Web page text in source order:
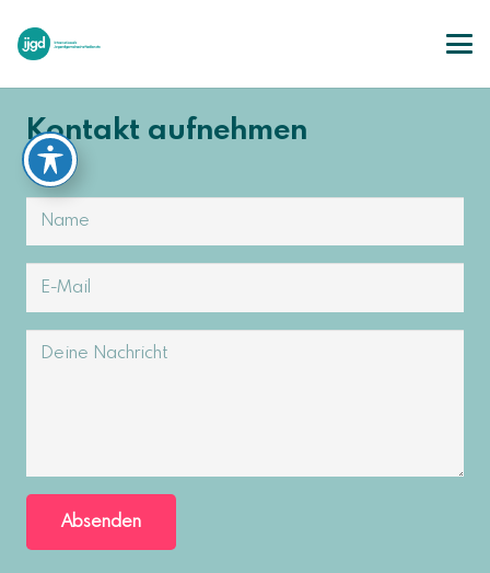
Kontakt aufnehmen
Absenden